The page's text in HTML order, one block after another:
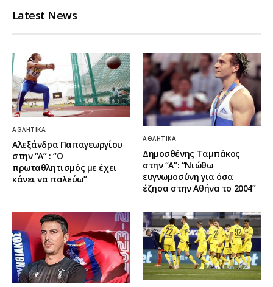
Latest News
ΑΘΛΗΤΙΚΆ
Αλεξάνδρα Παπαγεωργίου
στην “Α” : “Ο
πρωταθλητισμός με έχει
κάνει να παλεύω”
ΑΘΛΗΤΙΚΆ
Δημοσθένης Ταμπάκος
στην “A”: “Νιώθω
ευγνωμοσύνη για όσα
έζησα στην Αθήνα το 2004”